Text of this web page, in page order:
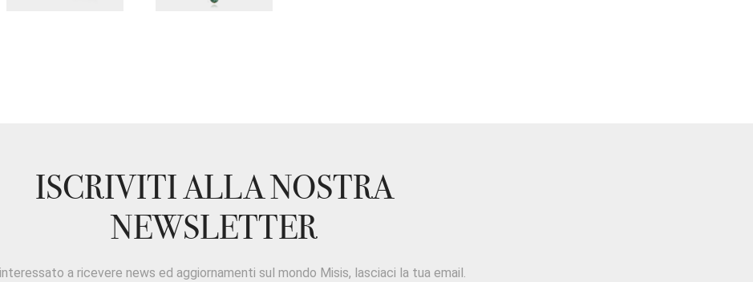
ISCRIVITI ALLA NOSTRA
NEWSLETTER
a ricevere news ed aggiornamenti sul mondo Misis, lasciaci la tua email.